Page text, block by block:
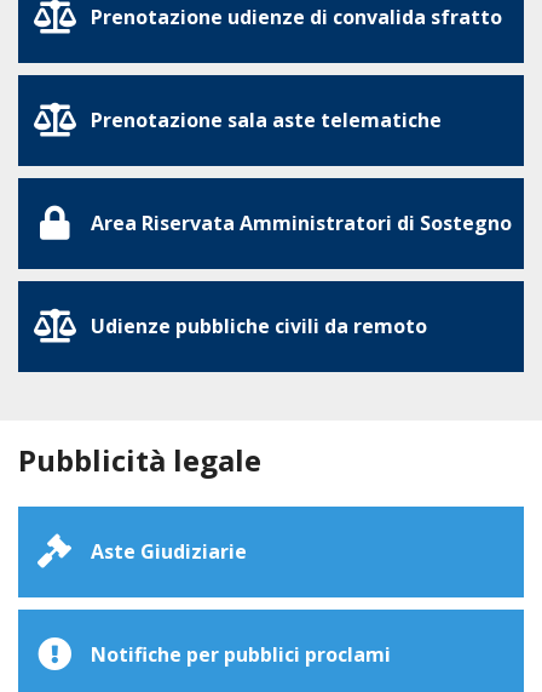
Prenotazione udienze di convalida sfratto
Prenotazione sala aste telematiche
Area Riservata Amministratori di Sostegno
Udienze pubbliche civili da remoto
Pubblicità legale
Aste Giudiziarie
Notifiche per pubblici proclami